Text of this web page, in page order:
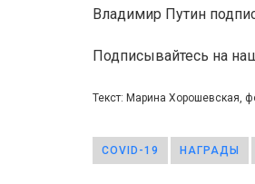
Владимир Путин
Подписывайтесь на
Текст: Марина Хорошевская,
COVID-19 НАГРАДЫ